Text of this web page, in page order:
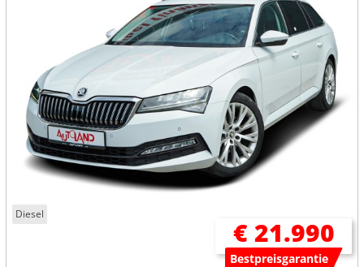
Diesel
€ 21.990
Bestpreisgarantie